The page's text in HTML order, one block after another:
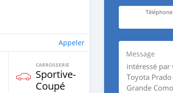
Appeler
CARROSSERIE
Sportive‒
Coupé
Téléphone
Message